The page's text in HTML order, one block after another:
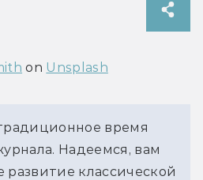
on Unsplash
время
Надеемся, вам
классической